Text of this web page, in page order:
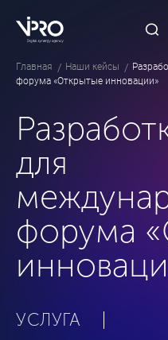
Главная Наши кейсы
форума «Открытые инновации»
для
форума
УСЛУГА